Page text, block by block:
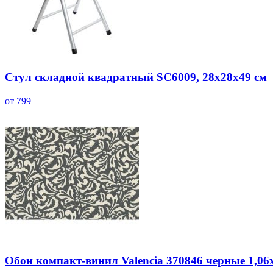
Стул складной квадратный SC6009, 28x28x49 см
от 799
Обои компакт-винил Valencia 370846 черные